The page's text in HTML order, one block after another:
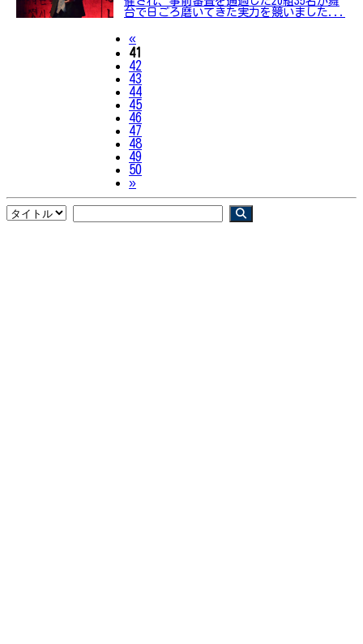
台で日ごろ磨いてきた実力を競いました...
«Previous
41
42
43
44
45
46
47
48
49
50
»Next